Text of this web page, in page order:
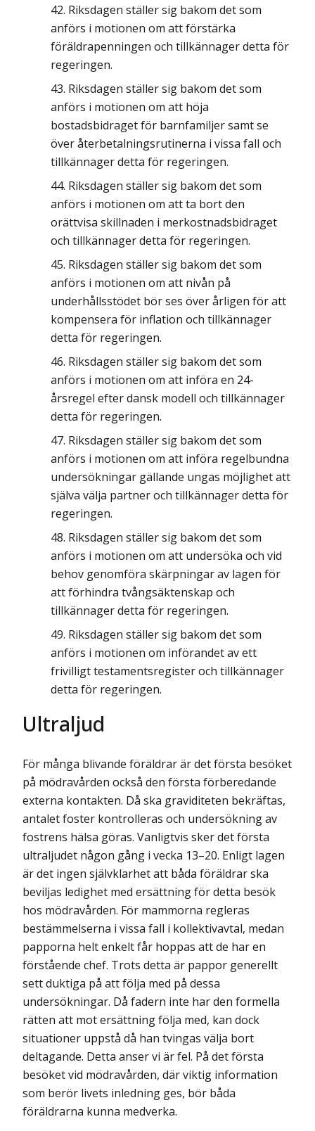
Riksdagen ställer sig bakom det som
anförs i motionen om att förstärka
föräldrapenningen och tillkännager detta för
regeringen.
Riksdagen ställer sig bakom det som
anförs i motionen om att höja
bostadsbidraget för barnfamiljer samt se
över återbetalningsrutinerna i vissa fall och
tillkännager detta för regeringen.
Riksdagen ställer sig bakom det som
anförs i motionen om att ta bort den
orättvisa skillnaden i merkostnadsbidraget
och tillkännager detta för regeringen.
Riksdagen ställer sig bakom det som
anförs i motionen om att nivån på
underhållsstödet bör ses över årligen för att
kompensera för inflation och tillkännager
detta för regeringen.
Riksdagen ställer sig bakom det som
anförs i motionen om att införa en 24-
årsregel efter dansk modell och tillkännager
detta för regeringen.
Riksdagen ställer sig bakom det som
anförs i motionen om att införa regelbundna
undersökningar gällande ungas möjlighet att
själva välja partner och tillkännager detta för
regeringen.
Riksdagen ställer sig bakom det som
anförs i motionen om att undersöka och vid
behov genomföra skärpningar av lagen för
att förhindra tvångsäktenskap och
tillkännager detta för regeringen.
Riksdagen ställer sig bakom det som
anförs i motionen om införandet av ett
frivilligt testamentsregister och tillkännager
detta för regeringen.
Ultraljud
För många blivande föräldrar är det första besöket
på mödravården också den första förberedande
externa kontakten. Då ska graviditeten bekräftas,
antalet foster kontrolleras och undersökning av
fostrens hälsa göras. Vanligtvis sker det första
ultraljudet någon gång i vecka 13–20. Enligt lagen
är det ingen självklarhet att båda föräldrar ska
beviljas ledighet med ersättning för detta besök
hos mödravården. För mammorna regleras
bestämmelserna i vissa fall i kollektivavtal, medan
papporna helt enkelt får hoppas att de har en
förstående chef. Trots detta är pappor generellt
sett duktiga på att följa med på dessa
undersökningar. Då fadern inte har den formella
rätten att mot ersättning följa med, kan dock
situationer uppstå då han tvingas välja bort
deltagande. Detta anser vi är fel. På det första
besöket vid mödravården, där viktig information
som berör livets inledning ges, bör båda
föräldrarna kunna medverka.